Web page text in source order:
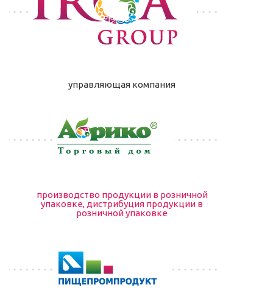
управляющая компания
производство продукции в розничной
упаковке, дистрибуция продукции в
розничной упаковке